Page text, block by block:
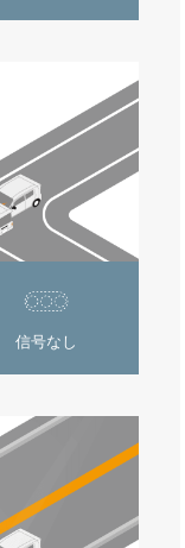
信号なし